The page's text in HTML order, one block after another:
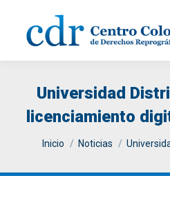
Universidad
licenciamiento
You are here:
Inicio Noticias